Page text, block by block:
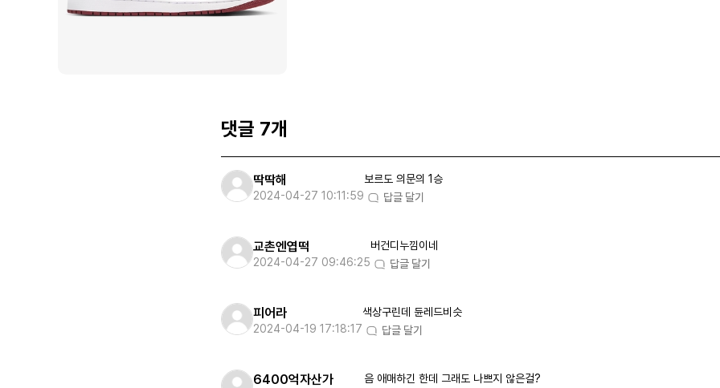
댓글 7개
딱딱해
2024-04-27 10:11:59
보르도 의문의 1승
답글 달기
교촌엔엽떡
2024-04-27 09:46:25
버건디누낌이네
답글 달기
피어라
2024-04-19 17:18:17
색상구린데 듄레드비슷
답글 달기
6400억자산가 음 애매하긴 한데 그래도 나쁘지 않은걸?